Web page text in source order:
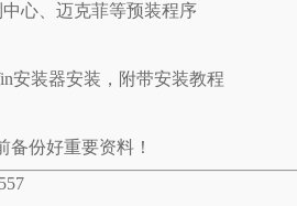
心、迈克菲等预装程序
安装器安装，附带安装教程
份好重要资料！